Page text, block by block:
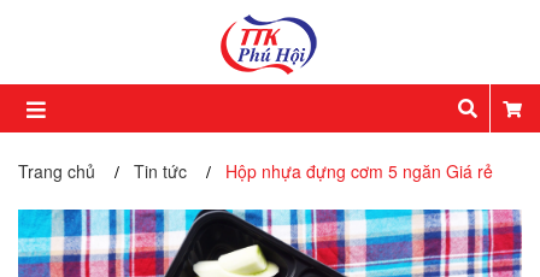
Trang chủ / Tin tức / Hộp nhựa đựng cơm 5 ngăn Giá rẻ